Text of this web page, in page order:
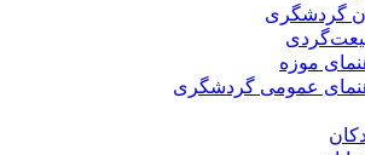
گردشگری
موزه
عمومی گردشگری